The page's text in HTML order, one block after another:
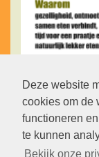
Deze website
cookies om de
functioneren
te kunnen
Bekijk onze